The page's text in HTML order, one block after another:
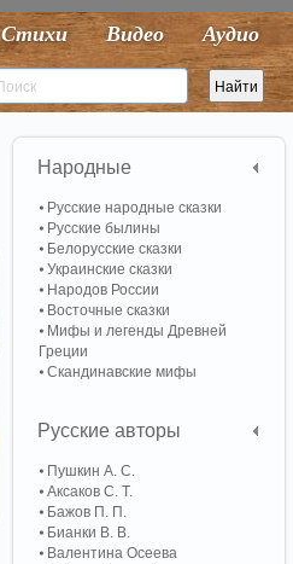
Стихи Видео Аудио
Народные
Русские народные сказки
Русские былины
Белорусские сказки
Украинские сказки
Народов России
Восточные сказки
Мифы и легенды Древней
Греции
Скандинавские мифы
Русские авторы
Пушкин А. С.
Аксаков С. Т.
Бажов П. П.
Бианки В. В.
Валентина Осеева